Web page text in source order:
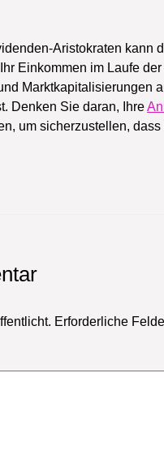
Aristokraten kann
Einkommen im Laufe
Marktkapitalisierungen
Denken Sie daran, Ihre
um sicherzustellen,
Erforderliche